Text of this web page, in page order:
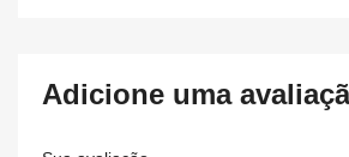
Adicione uma